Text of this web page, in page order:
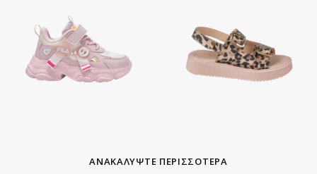
ΑΝΑΚΑΛΥΨΤΕ ΠΕΡΙΣΣΟΤΕΡΑ